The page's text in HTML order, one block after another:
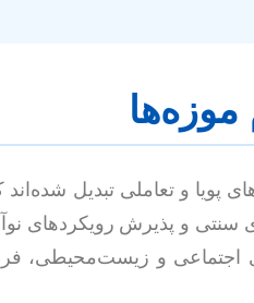
پویا و تعاملی تبدیل
سنتی و پذیرش رویکردهای
اجتماعی و زیست‌محیطی،